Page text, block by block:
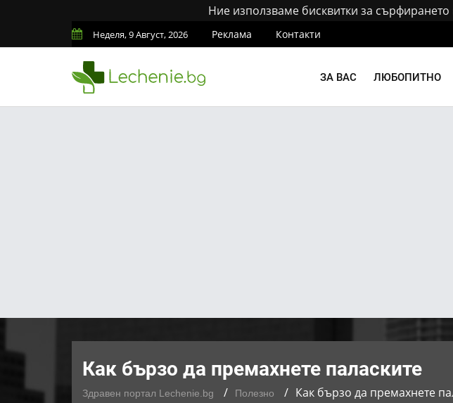
Ние използваме бисквитки за сърфирането
Неделя, 9 Август, 2026 Реклама Контакти
ЗА ВАС ЛЮБОПИТНО
Как бързо да премахнете паласките
Здравен портал Lechenie.bg Полезно Как бързо да премахнете